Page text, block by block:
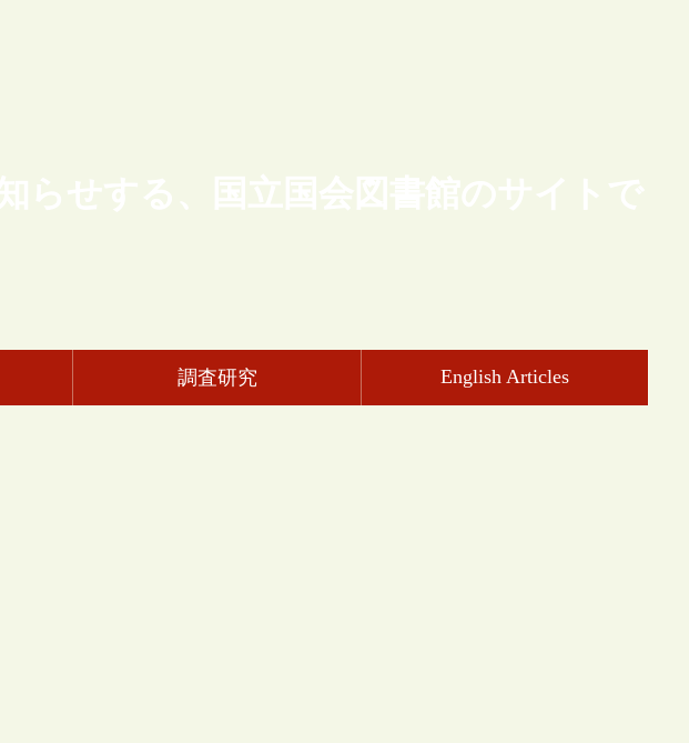
らせする、国立国会図書館のサイトで
調査研究 English Articles